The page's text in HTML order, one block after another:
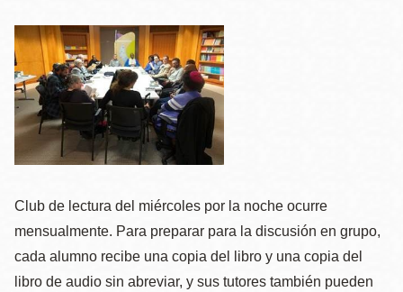
Club de lectura del miércoles por la noche ocurre
mensualmente. Para preparar para la discusión en grupo,
cada alumno recibe una copia del libro y una copia del
libro de audio sin abreviar, y sus tutores también pueden